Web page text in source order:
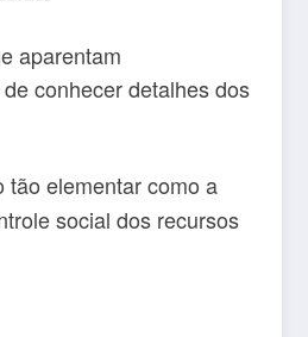
aparentam
conhecer detalhes dos
tão elementar como a
social dos recursos